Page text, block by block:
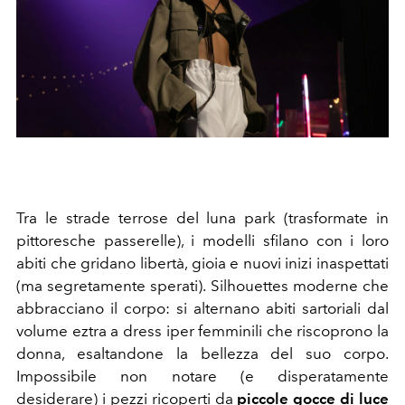
Tra le strade terrose del luna park (trasformate in
pittoresche passerelle), i modelli sfilano con i loro
abiti che gridano libertà, gioia e nuovi inizi inaspettati
(ma segretamente sperati). Silhouettes moderne che
abbracciano il corpo: si alternano abiti sartoriali dal
volume eztra a dress iper femminili che riscoprono la
donna, esaltandone la bellezza del suo corpo.
Impossibile non notare (e disperatamente
desiderare) i pezzi ricoperti da piccole gocce di luce